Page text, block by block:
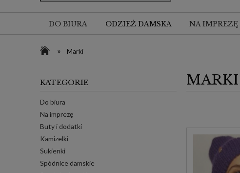
DO BIURA ODZIEŻ DAMSKA NA IMPREZĘ
» Marki
KATEGORIE
Do biura
Na imprezę
Buty i dodatki
Kamizelki
Sukienki
Spódnice damskie
MARKI